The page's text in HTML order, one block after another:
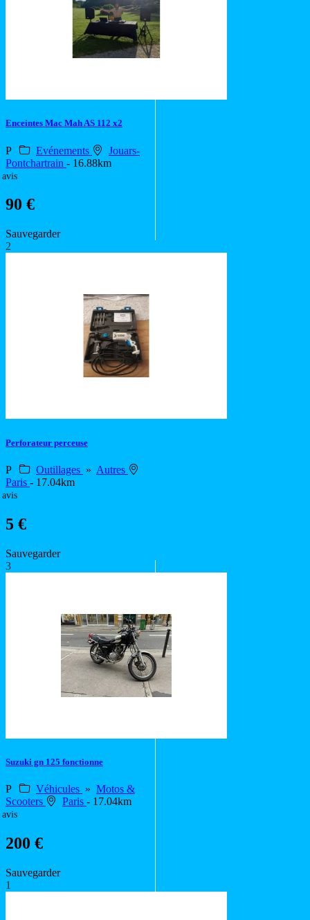
Enceintes Mac Mah AS 112 x2
P Evénements
Jouars-
Pontchartrain - 16.88km
avis
90 €
Sauvegarder
2
Perforateur perceuse
P Outillages » Autres
Paris - 17.04km
avis
5 €
Sauvegarder
3
Suzuki gn 125 fonctionne
P Véhicules » Motos &
Scooters
Paris - 17.04km
avis
200 €
Sauvegarder
1